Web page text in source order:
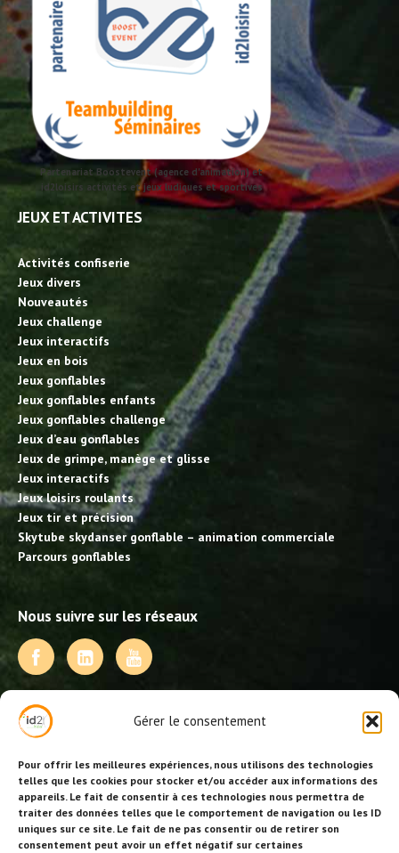
Gérer le consentement
Pour offrir les meilleures expériences, nous utilisons des technologies
telles que les cookies pour stocker et/ou accéder aux informations des
appareils. Le fait de consentir à ces technologies nous permettra de
traiter des données telles que le comportement de navigation ou les ID
uniques sur ce site. Le fait de ne pas consentir ou de retirer son
consentement peut avoir un effet négatif sur certaines
Partenariat Boostevent (agence d'animation) et
id2loisirs activités et jeux ludiques et sportives
JEUX ET ACTIVITES
Activités confiserie
Jeux divers
Nouveautés
Jeux challenge
Jeux interactifs
Jeux en bois
Jeux gonflables
Jeux gonflables enfants
Jeux gonflables challenge
Jeux d’eau gonflables
Jeux de grimpe, manège et glisse
Jeux interactifs
Jeux loisirs roulants
Jeux tir et précision
Skytube skydanser gonflable – animation commerciale
Parcours gonflables
Nous suivre sur les réseaux
NOS PRESTATIONS
Activités, jeux et animations BDE
Animations événementielles
Animations EVJF – EVJG
Animations hôtellerie
Animations anniversaires
Collectivités, centres de loisirs et jeunesse